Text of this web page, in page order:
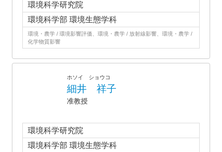
環境科学研究院
環境科学部 環境生態学科
環境・農学 / 環境影響評価、環境・農学 / 放射線影響、環境・農学 /
化学物質影響
ホソイ ショウコ
細井 祥子
准教授
環境科学研究院
環境科学部 環境生態学科